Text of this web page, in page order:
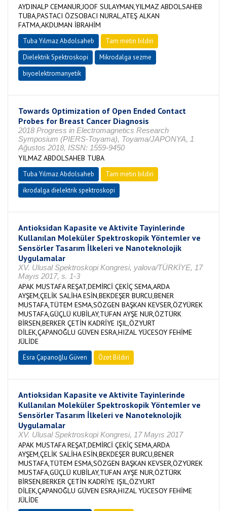
AYDINALP CEMANUR,JOOF SULAYMAN,YILMAZ ABDOLSAHEB
TUBA,PASTACI ÖZSOBACI NURAL,ATEŞ ALKAN
FATMA,AKDUMAN İBRAHİM
Tuba Yılmaz Abdolsaheb
Tam metin bildiri
Dielektrik Spektroskopi
Mikrodalga sezme
biyoelektromanyetik
Towards Optimization of Open Ended Contact
Probes for Breast Cancer Diagnosis
2018 Progress in Electromagnetics Research
Symposium (PIERS-Toyama), Toyama/JAPONYA, 1
Ağustos 2018, ISSN: 1559-9450
YILMAZ ABDOLSAHEB TUBA
Tuba Yılmaz Abdolsaheb
Tam metin bildiri
ikrodalga dielektrik spektroskopi
Antioksidan Kapasite ve Aktivite Tayinlerinde
Kullanılan Moleküler Spektroskopik Yöntemler ve
Sensörler Tasarım İlkeleri ve Nanoteknolojik
Uygulamalar
XV. Ulusal Spektroskopi Kongresi, yalova/TÜRKİYE, 17
Mayıs 2017, s. 1-3
APAK MUSTAFA REŞAT,DEMİRCİ ÇEKİÇ SEMA,ARDA
AYŞEM,ÇELİK SALİHA ESİN,BEKDEŞER BURCU,BENER
MUSTAFA,TÜTEM ESMA,SÖZGEN BAŞKAN KEVSER,ÖZYÜREK
MUSTAFA,GÜÇLÜ KUBİLAY,TUFAN AYŞE NUR,ÖZTÜRK
BİRSEN,BERKER ÇETİN KADRİYE IŞIL,ÖZYURT
DİLEK,ÇAPANOĞLU GÜVEN ESRA,HIZAL YÜCESOY FEHİME
JÜLİDE
Esra Çapanoğlu Güven Özet Bildiri
Antioksidan Kapasite ve Aktivite Tayinlerinde
Kullanılan Moleküler Spektroskopik Yöntemler ve
Sensörler Tasarım İlkeleri ve Nanoteknolojik
Uygulamalar
XV. Ulusal Spektroskopi Kongresi, 17 Mayıs 2017
APAK MUSTAFA REŞAT,DEMİRCİ ÇEKİÇ SEMA,ARDA
AYŞEM,ÇELİK SALİHA ESİN,BEKDEŞER BURCU,BENER
MUSTAFA,TÜTEM ESMA,SÖZGEN BAŞKAN KEVSER,ÖZYÜREK
MUSTAFA,GÜÇLÜ KUBİLAY,TUFAN AYŞE NUR,ÖZTÜRK
BİRSEN,BERKER ÇETİN KADRİYE IŞIL,ÖZYURT
DİLEK,ÇAPANOĞLU GÜVEN ESRA,HIZAL YÜCESOY FEHİME
JÜLİDE